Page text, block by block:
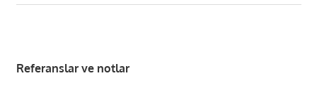
Referanslar ve notlar